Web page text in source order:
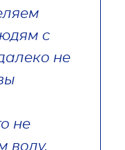
с
не
не
воду,